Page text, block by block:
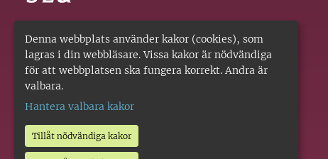
Denna webbplats använder kakor (cookies), som
lagras i din webbläsare. Vissa kakor är nödvändiga
för att webbplatsen ska fungera korrekt. Andra är
valbara.
Hantera valbara kakor
Tillåt nödvändiga kakor